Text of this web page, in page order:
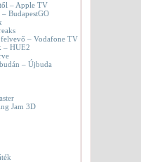
– Apple TV
BudapestGO
felvevő – Vodafone TV
– HUE2
– Újbuda
Jam 3D